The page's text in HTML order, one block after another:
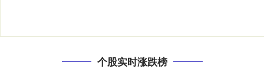
个股实时涨跌榜